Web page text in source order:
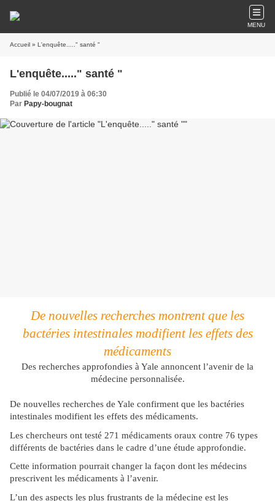
MENU
Accueil » L'enquête....." santé "
L'enquête....." santé "
Publié le 04/07/2019 à 06:30
Par Papy-bougnat
De nouvelles recherches montrent que les
bactéries intestinales modifient les effets des
médicaments
Des recherches approfondies à Yale annoncent l’avenir de la
médecine personnalisée.
De nouvelles recherches de Yale confirment que les bactéries
intestinales modifient les effets des médicaments.
Les chercheurs ont testé 271 médicaments oraux contre 76 types
différents de bactéries dans le cadre d’une étude approfondie.
Cette information pourrait changer la façon dont les médecins
prescrivent les médicaments à l’avenir.
L’un des aspects les plus frustrants de la médecine est les